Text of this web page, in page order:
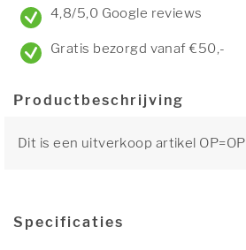
4,8/5,0 Google reviews
Gratis bezorgd vanaf €50,-
Productbeschrijving
Dit is een uitverkoop artikel OP=OP
Specificaties